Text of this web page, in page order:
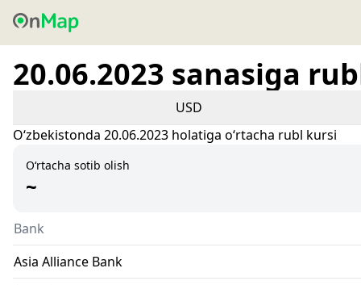
20.06.2023 sanasiga
USD
Oʻzbekistonda 20.06.2023 holatiga oʻrtacha rubl kursi
O‘rtacha sotib olish
~
Bank
Asia Alliance Bank